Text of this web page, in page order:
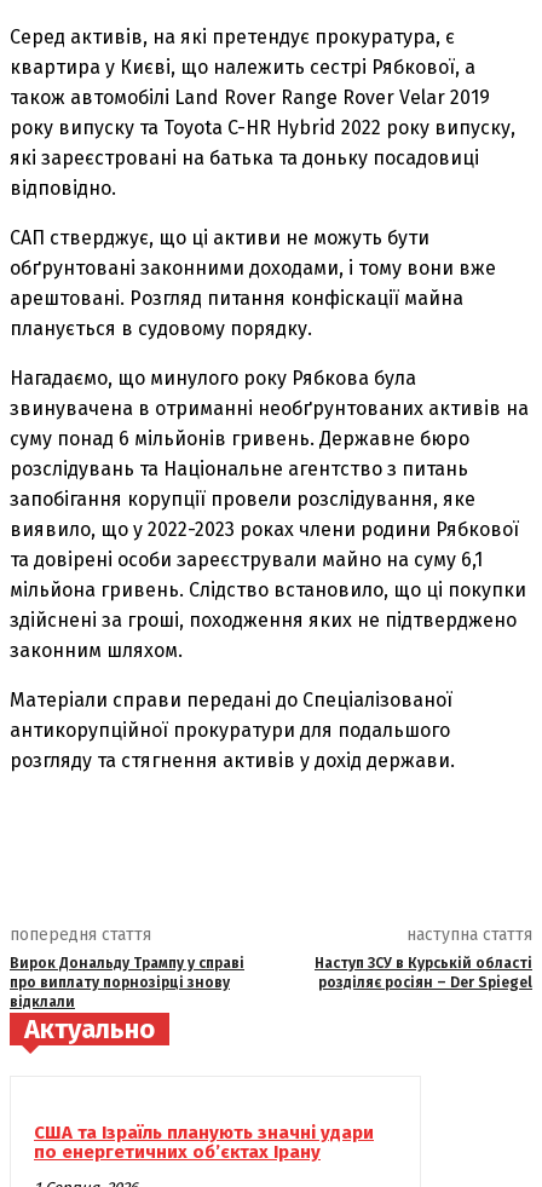
Серед активів, на які претендує прокуратура, є
квартира у Києві, що належить сестрі Рябкової, а
також автомобілі Land Rover Range Rover Velar 2019
року випуску та Toyota C-HR Hybrid 2022 року випуску,
які зареєстровані на батька та доньку посадовиці
відповідно.
САП стверджує, що ці активи не можуть бути
обґрунтовані законними доходами, і тому вони вже
арештовані. Розгляд питання конфіскації майна
планується в судовому порядку.
Нагадаємо, що минулого року Рябкова була
звинувачена в отриманні необґрунтованих активів на
суму понад 6 мільйонів гривень. Державне бюро
розслідувань та Національне агентство з питань
запобігання корупції провели розслідування, яке
виявило, що у 2022-2023 роках члени родини Рябкової
та довірені особи зареєстрували майно на суму 6,1
мільйона гривень. Слідство встановило, що ці покупки
здійснені за гроші, походження яких не підтверджено
законним шляхом.
Матеріали справи передані до Спеціалізованої
антикорупційної прокуратури для подальшого
розгляду та стягнення активів у дохід держави.
попередня стаття
Вирок Дональду Трампу у справі
про виплату порнозірці знову
відклали
наступна стаття
Наступ ЗСУ в Курській області
розділяє росіян – Der Spiegel
Актуально
США та Ізраїль планують значні удари
по енергетичних об’єктах Ірану